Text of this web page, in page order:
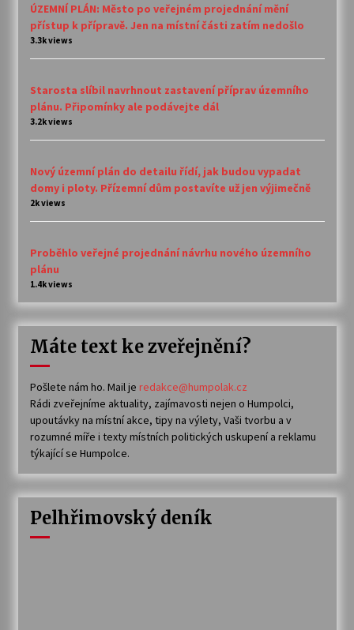
ÚZEMNÍ PLÁN: Město po veřejném projednání mění
přístup k přípravě. Jen na místní části zatím nedošlo
3.3k views
Starosta slíbil navrhnout zastavení příprav územního
plánu. Připomínky ale podávejte dál
3.2k views
Nový územní plán do detailu řídí, jak budou vypadat
domy i ploty. Přízemní dům postavíte už jen výjimečně
2k views
Proběhlo veřejné projednání návrhu nového územního
plánu
1.4k views
Máte text ke zveřejnění?
Pošlete nám ho. Mail je redakce@humpolak.cz
Rádi zveřejníme aktuality, zajímavosti nejen o Humpolci,
upoutávky na místní akce, tipy na výlety, Vaši tvorbu a v
rozumné míře i texty místních politických uskupení a reklamu
týkající se Humpolce.
Pelhřimovský deník